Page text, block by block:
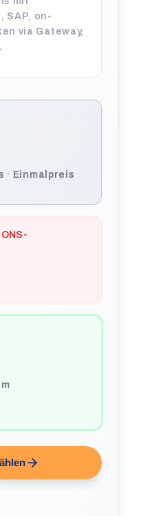
SAP, on-
via Gateway,
· Einmalpreis